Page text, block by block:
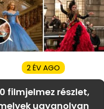
2 ÉV AGO
filmjelmez részlet,
ugyanolyan